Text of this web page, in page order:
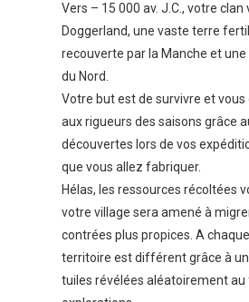
Vers – 15 000 av. J.C., votre clan
Doggerland, une vaste terre
recouverte par la Manche et
du Nord.
Votre but est de survivre et
aux rigueurs des saisons grâce
découvertes lors de vos
que vous allez fabriquer.
Hélas, les ressources récoltées
votre village sera amené à
contrées plus propices. A
territoire est différent grâce à
tuiles révélées aléatoirement au